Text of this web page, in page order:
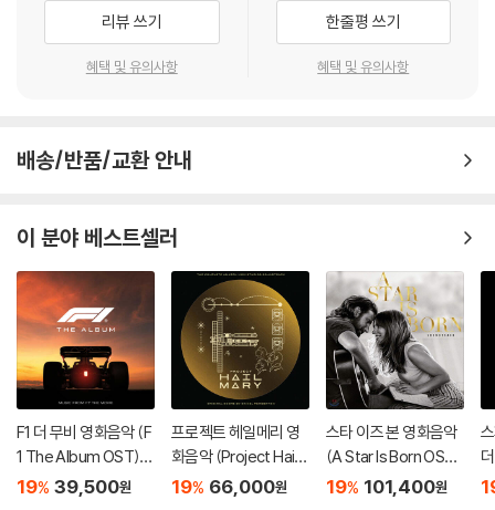
리뷰 쓰기
혜택 및 유의사항
한줄평 쓰기
혜택 및 유의사항
배송/반품/교환 안내
이 분야 베스트셀러
F1 더 무비 영화음악 (F
1 The Album OST)
[골드 컬러 LP]
19% 39,500원
프로젝트 헤일메리 영
화음악 (Project Hail
Mary - Original Soun
19% 66,000원
스타 이즈 본 영화음악
(A Star Is Born OST)
[2LP]
19% 101,400원